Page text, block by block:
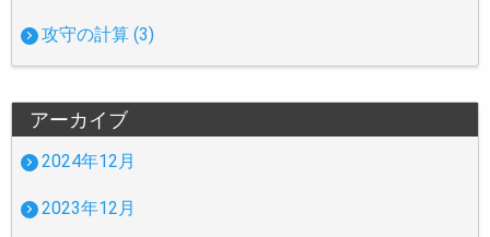
攻守の計算 (3)
アーカイブ
2024年12月
2023年12月